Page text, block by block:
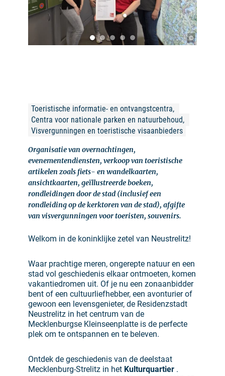
©
Toeristische informatie- en ontvangstcentra,
Centra voor nationale parken en natuurbehoud,
Visvergunningen en toeristische visaanbieders
Organisatie van overnachtingen,
evenementendiensten, verkoop van toeristische
artikelen zoals fiets- en wandelkaarten,
ansichtkaarten, geïllustreerde boeken,
rondleidingen door de stad (inclusief een
rondleiding op de kerktoren van de stad), afgifte
van visvergunningen voor toeristen, souvenirs.
Welkom in de koninklijke zetel van Neustrelitz!
Waar prachtige meren, ongerepte natuur en een
stad vol geschiedenis elkaar ontmoeten, komen
vakantiedromen uit. Of je nu een zonaanbidder
bent of een cultuurliefhebber, een avonturier of
gewoon een levensgenieter, de Residenzstadt
Neustrelitz in het centrum van de
Mecklenburgse Kleinseenplatte is de perfecte
plek om te ontspannen en te beleven.
Ontdek de geschiedenis van de deelstaat
Mecklenburg-Strelitz in het Kulturquartier .